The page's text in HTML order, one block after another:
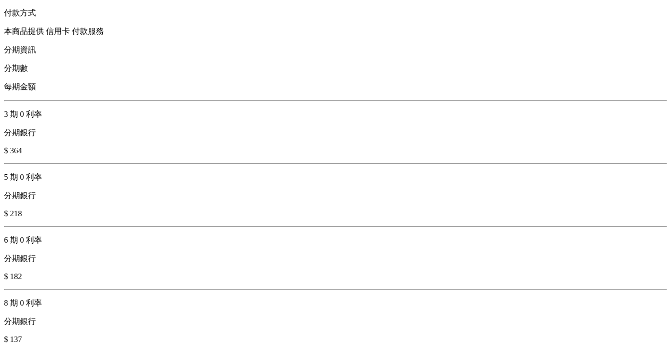
付款方式
本商品提供 信用卡 付款服務
分期資訊
分期數
每期金額
3 期 0 利率
分期銀行
$ 364
5 期 0 利率
分期銀行
$ 218
6 期 0 利率
分期銀行
$ 182
8 期 0 利率
分期銀行
$ 137